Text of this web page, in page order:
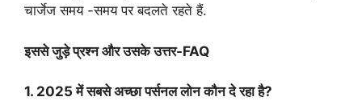
चार्जेज समय -समय पर बदलते रहते हैं.
इससे जुड़े प्रश्न और उसके उत्तर-FAQ
1. 2025 में सबसे अच्छा पर्सनल लोन कौन दे रहा है?